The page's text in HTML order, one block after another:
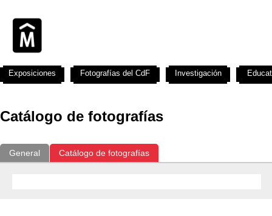
Catálogo de fotografías
General Catálogo de fotografías
Exposiciones Fotografías del CdF Investigación